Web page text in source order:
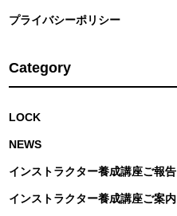
プライバシーポリシー
Category
LOCK
NEWS
インストラクター養成講座ご報告
インストラクター養成講座ご案内